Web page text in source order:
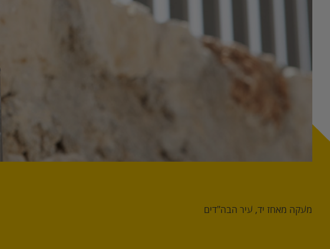
מעקה מאחז יד, עיר הבה"דים